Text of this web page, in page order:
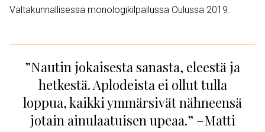
Valtakunnallisessa monologikilpailussa Oulussa 2019.
”Nautin jokaisesta sanasta, eleestä ja
hetkestä. Aplodeista ei ollut tulla
loppua, kaikki ymmärsivät nähneensä
jotain ainulaatuisen upeaa.” –Matti